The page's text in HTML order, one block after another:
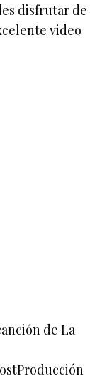
disfrutar de
video
de La